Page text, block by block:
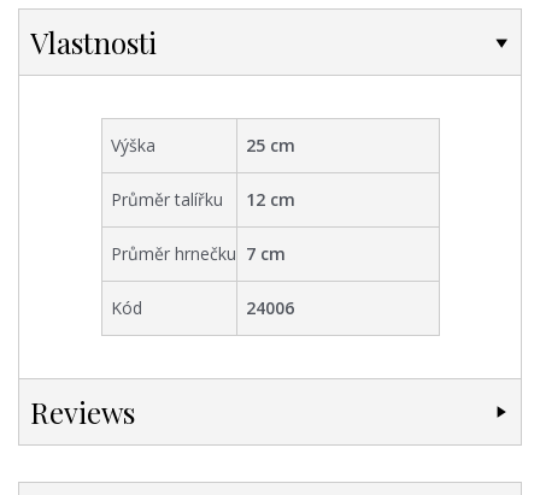
Vlastnosti
Výška 25 cm
Průměr talířku 12 cm
Průměr hrnečku 7 cm
Kód 24006
Reviews